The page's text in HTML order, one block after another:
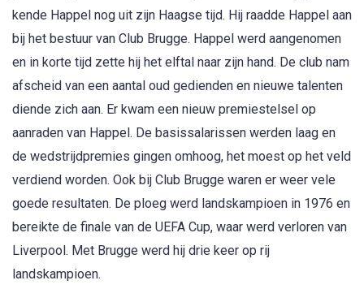
kende Happel nog uit zijn Haagse tijd. Hij raadde Happel aan
bij het bestuur van Club Brugge. Happel werd aangenomen
en in korte tijd zette hij het elftal naar zijn hand. De club nam
afscheid van een aantal oud gedienden en nieuwe talenten
diende zich aan. Er kwam een nieuw premiestelsel op
aanraden van Happel. De basissalarissen werden laag en
de wedstrijdpremies gingen omhoog, het moest op het veld
verdiend worden. Ook bij Club Brugge waren er weer vele
goede resultaten. De ploeg werd landskampioen in 1976 en
bereikte de finale van de UEFA Cup, waar werd verloren van
Liverpool. Met Brugge werd hij drie keer op rij
landskampioen.